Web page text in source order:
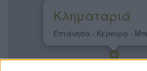
Κληματαριά
Επτάνησα - Κέρκυρα -